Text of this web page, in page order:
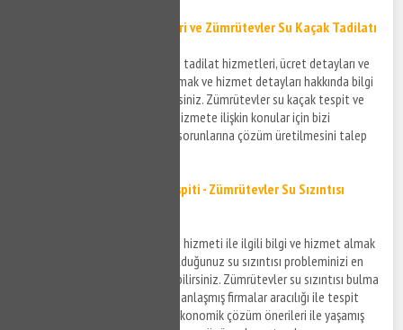
Zümrütevler Su Kaçak Tamiri ve Zümrütevler Su Kaçak Tadilatı
Zümrütevler su kaçak tamiri ve tadilat hizmetleri, ücret detayları ve
sürecin gelişimi ile ilgili bilgi almak ve hizmet detayları hakkında bilgi
sahibi olmak için bizi arayabilirsiniz. Zümrütevler su kaçak tespit ve
tamir hizmetinin detayları ve hizmete ilişkin konular için bizi
arayabilir yaşadığınız su kaçak sorunlarına çözüm üretilmesini talep
Zümrütevler Su Sızıntısı Tespiti - Zümrütevler Su Sızıntısı
Zümrütevler su sızıntısı tespiti hizmeti ile ilgili bilgi ve hizmet almak
için bizi arayabilir ve yaşamış olduğunuz su sızıntısı probleminizi en
kısa sürede çözüme kavuşturabilirsiniz. Zümrütevler su sızıntısı bulma
konusunda kendi alanında uzmanlaşmış firmalar aracılığı ile tespit
işlemleriniz gerçekleştirilir ve ekonomik çözüm önerileri ile yaşamış